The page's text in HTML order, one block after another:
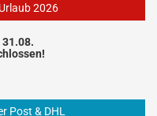
2026
Post & DHL